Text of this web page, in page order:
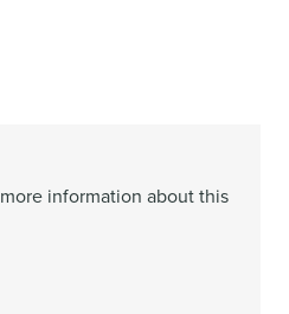
information about this